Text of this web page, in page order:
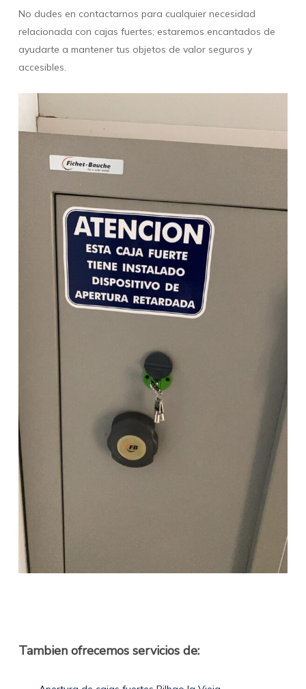
No dudes en contactarnos para cualquier necesidad
relacionada con cajas fuertes; estaremos encantados de
ayudarte a mantener tus objetos de valor seguros y
accesibles.
Tambien ofrecemos servicios de: